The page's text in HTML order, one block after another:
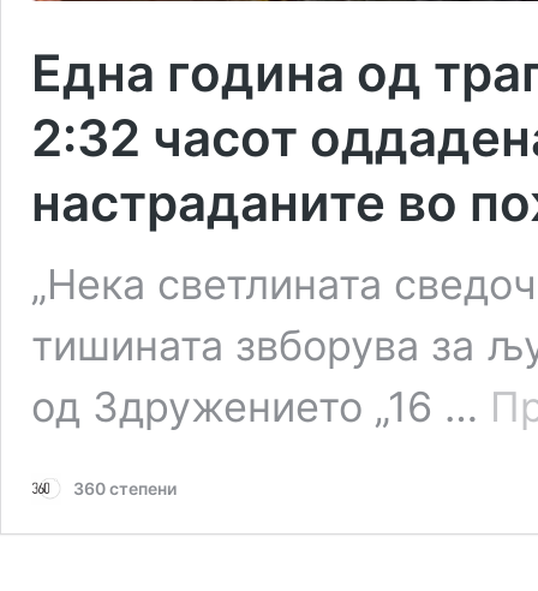
Една година од
2:32 часот
настраданите во
„Нека светлината
тишината звборува за
од Здружението „16 …
360 степени